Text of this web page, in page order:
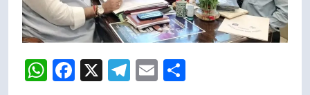
WhatsApp
Facebook
X Telegram
Email